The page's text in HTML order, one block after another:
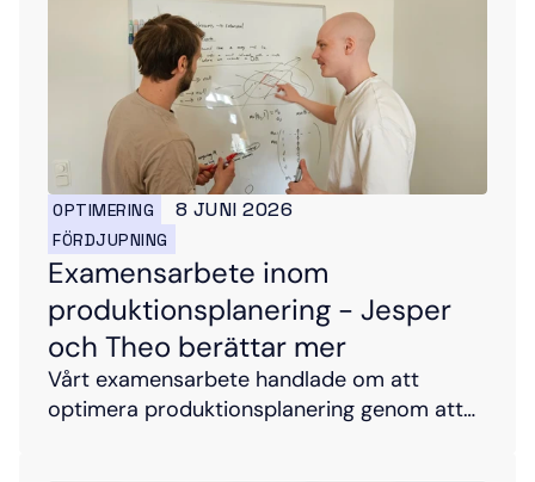
OPTIMERING
FÖRDJUPNING
8 JUNI 2026
Examensarbete inom
produktionsplanering - Jesper
och Theo berättar mer
Vårt examensarbete handlade om att
optimera produktionsplanering genom att